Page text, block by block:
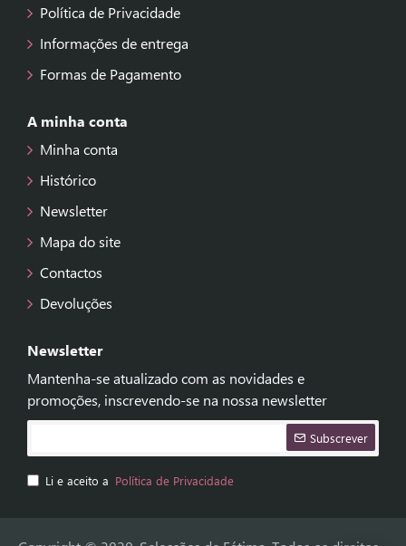
Política de Privacidade
Informações de entrega
Formas de Pagamento
A minha conta
Minha conta
Histórico
Newsletter
Mapa do site
Contactos
Devoluções
Newsletter
Mantenha-se atualizado com as novidades e
promoções, inscrevendo-se na nossa newsletter
Subscrever
Li e aceito a Política de Privacidade